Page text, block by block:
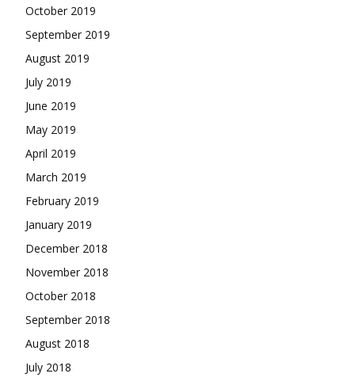
October 2019
September 2019
August 2019
July 2019
June 2019
May 2019
April 2019
March 2019
February 2019
January 2019
December 2018
November 2018
October 2018
September 2018
August 2018
July 2018